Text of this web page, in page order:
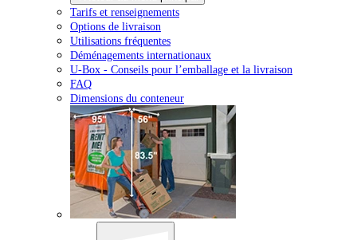
Tarifs et renseignements
Options de livraison
Utilisations fréquentes
Déménagements internationaux
U-Box - Conseils pour l’emballage et la livraison
FAQ
Dimensions du conteneur